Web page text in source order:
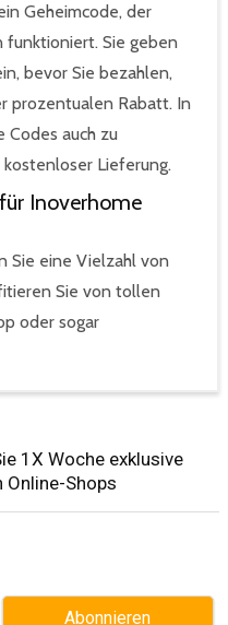
Geheimcode, der
funktioniert. Sie geben
bevor Sie bezahlen,
prozentualen Rabatt. In
Codes auch zu
Lieferung.
Inoverhome
Sie eine Vielzahl von
Sie von tollen
oder sogar
1X Woche exklusive
Shops​